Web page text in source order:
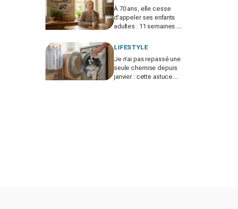
À 70 ans, elle cesse
d’appeler ses enfants
adultes : 11 semaines de
brutale sur les familles
LIFESTYLE
Je n’ai pas repassé une
seule chemise depuis
janvier : cette astuce